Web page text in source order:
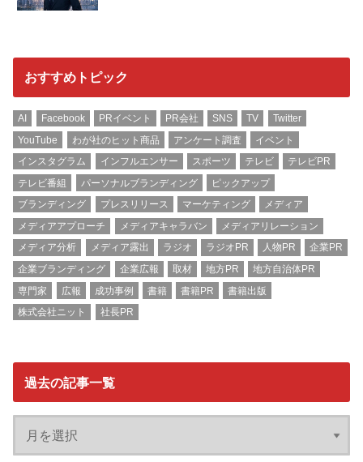
おすすめトピック
AI Facebook PRイベント PR会社 SNS TV
Twitter
YouTube
わが社のヒット商品 アンケート調査
イベント
インスタグラム
インフルエンサー スポーツ テレビ
テレビPR
テレビ番組
パーソナルブランディング
ピックアップ
ブランディング
プレスリリース マーケティング
メディア
メディアアプローチ
メディアキャラバン
メディアリレーション
メディア分析
メディア露出 ラジオ ラジオPR 人物PR
企業PR
企業ブランディング
企業広報 取材 地方PR
地方自治体PR
専門家
広報 成功事例 書籍 書籍PR
書籍出版
株式会社ニット
社長PR
過去の記事一覧